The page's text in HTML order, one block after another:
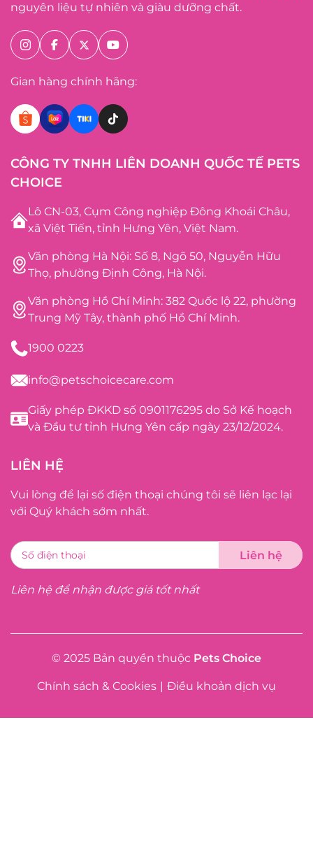
nguyên liệu tự nhiên và giàu dưỡng chất.
Gian hàng chính hãng:
CÔNG TY TNHH LIÊN DOANH QUỐC TẾ PETS
CHOICE
Lô CN-03, Cụm Công nghiệp Đông Khoái Châu,
xã Việt Tiến, tỉnh Hưng Yên, Việt Nam.
Văn phòng Hà Nội: Số 8, Ngõ 50, Nguyễn Hữu
Thọ, phường Định Công, Hà Nội.
Văn phòng Hồ Chí Minh: 382 Quốc lộ 22, phường
Trung Mỹ Tây, thành phố Hồ Chí Minh.
1900 0223
info@petschoicecare.com
Giấy phép ĐKKD số 0901176295 do Sở Kế hoạch
và Đầu tư tỉnh Hưng Yên cấp ngày 23/12/2024.
LIÊN HỆ
Vui lòng để lại số điện thoại chúng tôi sẽ liên lạc lại
với Quý khách sớm nhất.
Liên hệ để nhận được giá tốt nhất
© 2025 Bản quyền thuộc Pets Choice
Chính sách & Cookies | Điều khoản dịch vụ